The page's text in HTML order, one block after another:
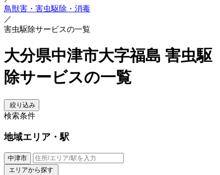
鳥獣害・害虫駆除・消毒
／
害虫駆除サービスの一覧
大分県中津市大字福島 害虫駆
除サービスの一覧
絞り込み
検索条件
地域エリア・駅
中津市
エリアから探す